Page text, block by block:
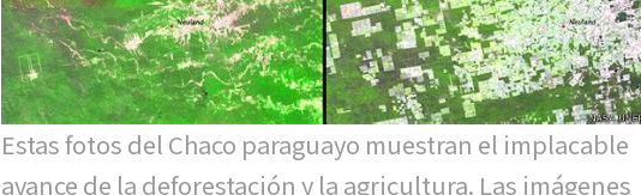
Estas fotos del Chaco paraguayo muestran el implacable
avance de la deforestación y la agricultura. Las imágenes